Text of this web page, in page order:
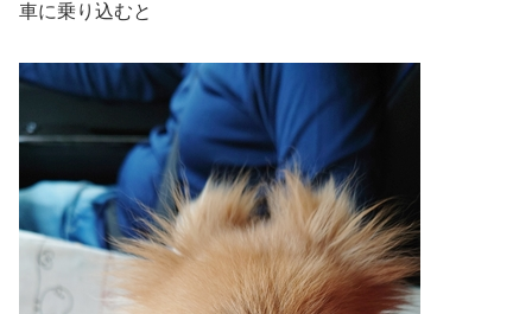
車に乗り込むと